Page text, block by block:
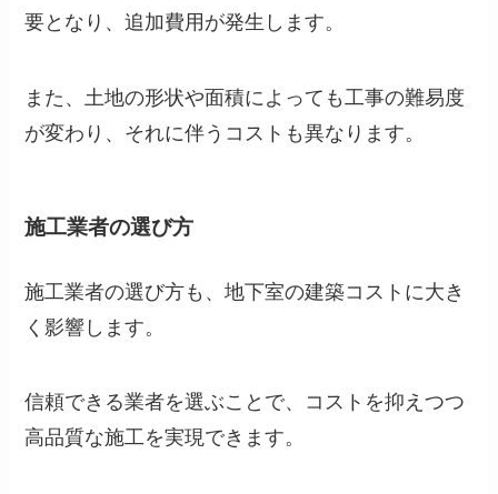
要となり、追加費用が発生します。
また、土地の形状や面積によっても工事の難易度
が変わり、それに伴うコストも異なります。
施工業者の選び方
施工業者の選び方も、地下室の建築コストに大き
く影響します。
信頼できる業者を選ぶことで、コストを抑えつつ
高品質な施工を実現できます。